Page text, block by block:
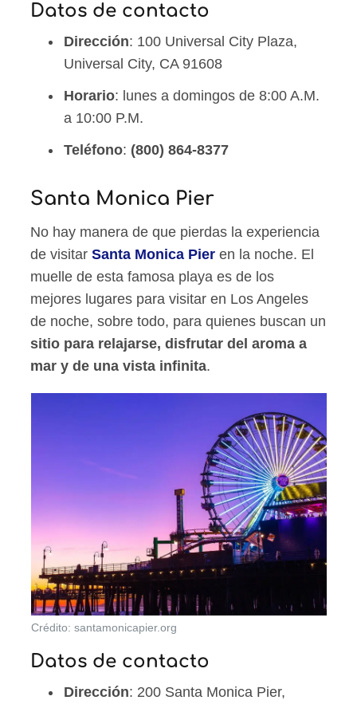
Datos de contacto
Dirección: 100 Universal City Plaza,
Universal City, CA 91608
Horario: lunes a domingos de 8:00 A.M.
a 10:00 P.M.
Teléfono: (800) 864-8377
Santa Monica Pier
No hay manera de que pierdas la experiencia
de visitarSanta Monica Pier en la noche. El
muelle de esta famosa playa es de los
mejores lugares para visitar en Los Angeles
de noche, sobre todo, para quienes buscan un
sitio para relajarse, disfrutar del aroma a
mar y de una vista infinita.
Crédito: santamonicapier.org
Datos de contacto
Dirección: 200 Santa Monica Pier,